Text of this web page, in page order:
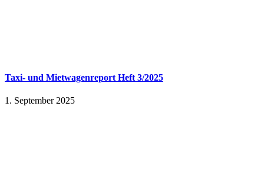
Taxi- und Mietwagenreport Heft 3/2025
1. September 2025